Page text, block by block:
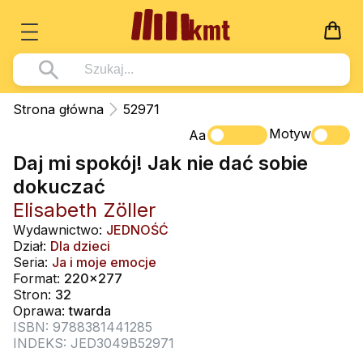
Książki
Wszystko z kategorii - Książki
Pismo Święte
Kościół Katolicki
Duszpasterstwo
Teologia
Życie chrześcijańskie
Duchowość
Literatura piękna
Wszystko z kategorii - Multimedia
DVD
CD-ROM
Muzyka
Rekolekcje i inne na CD
Śpiew i modlitwa
Muzyka klasyczna
Dla Dzieci
Wszystko z kategorii - Dla Dzieci
Literatura (D)
Płyty, DVD (D)
Podręczniki i pomoce dydaktyczne
Podręczniki
Wszystko z kategorii - Podręczniki
Podręczniki i pomoce dydaktyczne
Zabawa i Nauka
Nowości
Zaloguj się
Strona główna
52971
Aa
Motyw
Daj mi spokój! Jak nie dać sobie
dokuczać
Elisabeth Zöller
Wydawnictwo: JEDNOŚĆ
Dział: Dla dzieci
Seria: Ja i moje emocje
Format: 220x277
Stron: 32
Oprawa:twarda
ISBN: 9788381441285
INDEKS: JED3049B52971